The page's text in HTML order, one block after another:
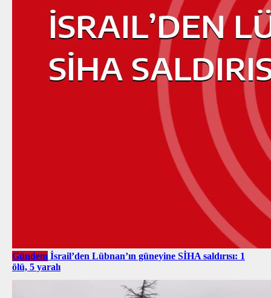
Gündem İsrail’den Lübnan’ın güneyine SİHA saldırısı: 1
ölü, 5 yaralı